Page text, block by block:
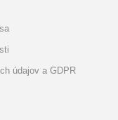
údajov a GDPR